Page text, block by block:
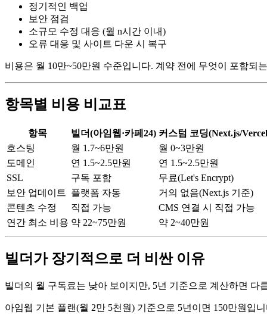
정기적인 백업
보안 점검
소규모 수정 대응 (월 n시간 이내)
오류 대응 및 사이트 다운 시 복구
비용은 월 10만~50만원 수준입니다. 계약 전에 무엇이 포함
항목별 비용 비교표
항목 빌더(아임웹·카페24) 커스텀 코딩(Next.js/
호스팅
월 1.7~6만원
월 0~3만원
도메인
연 1.5~2.5만원
연 1.5~2.5만원
SSL
구독 포함
무료(Let's Encrypt)
보안 업데이트
플랫폼 자동
거의 없음(Next.js 기준)
콘텐츠 수정
직접 가능
CMS 연결 시 직접 가능
연간 최소 비용 약 22~75만원 약 2~40만원
빌더가 장기적으로 더 비싼 이유
빌더의 월 구독료는 낮아 보이지만, 5년 기준으로 계산하면 다
아임웹 기본 플랜(월 2만 5천원) 기준으로 5년이면 150만원입